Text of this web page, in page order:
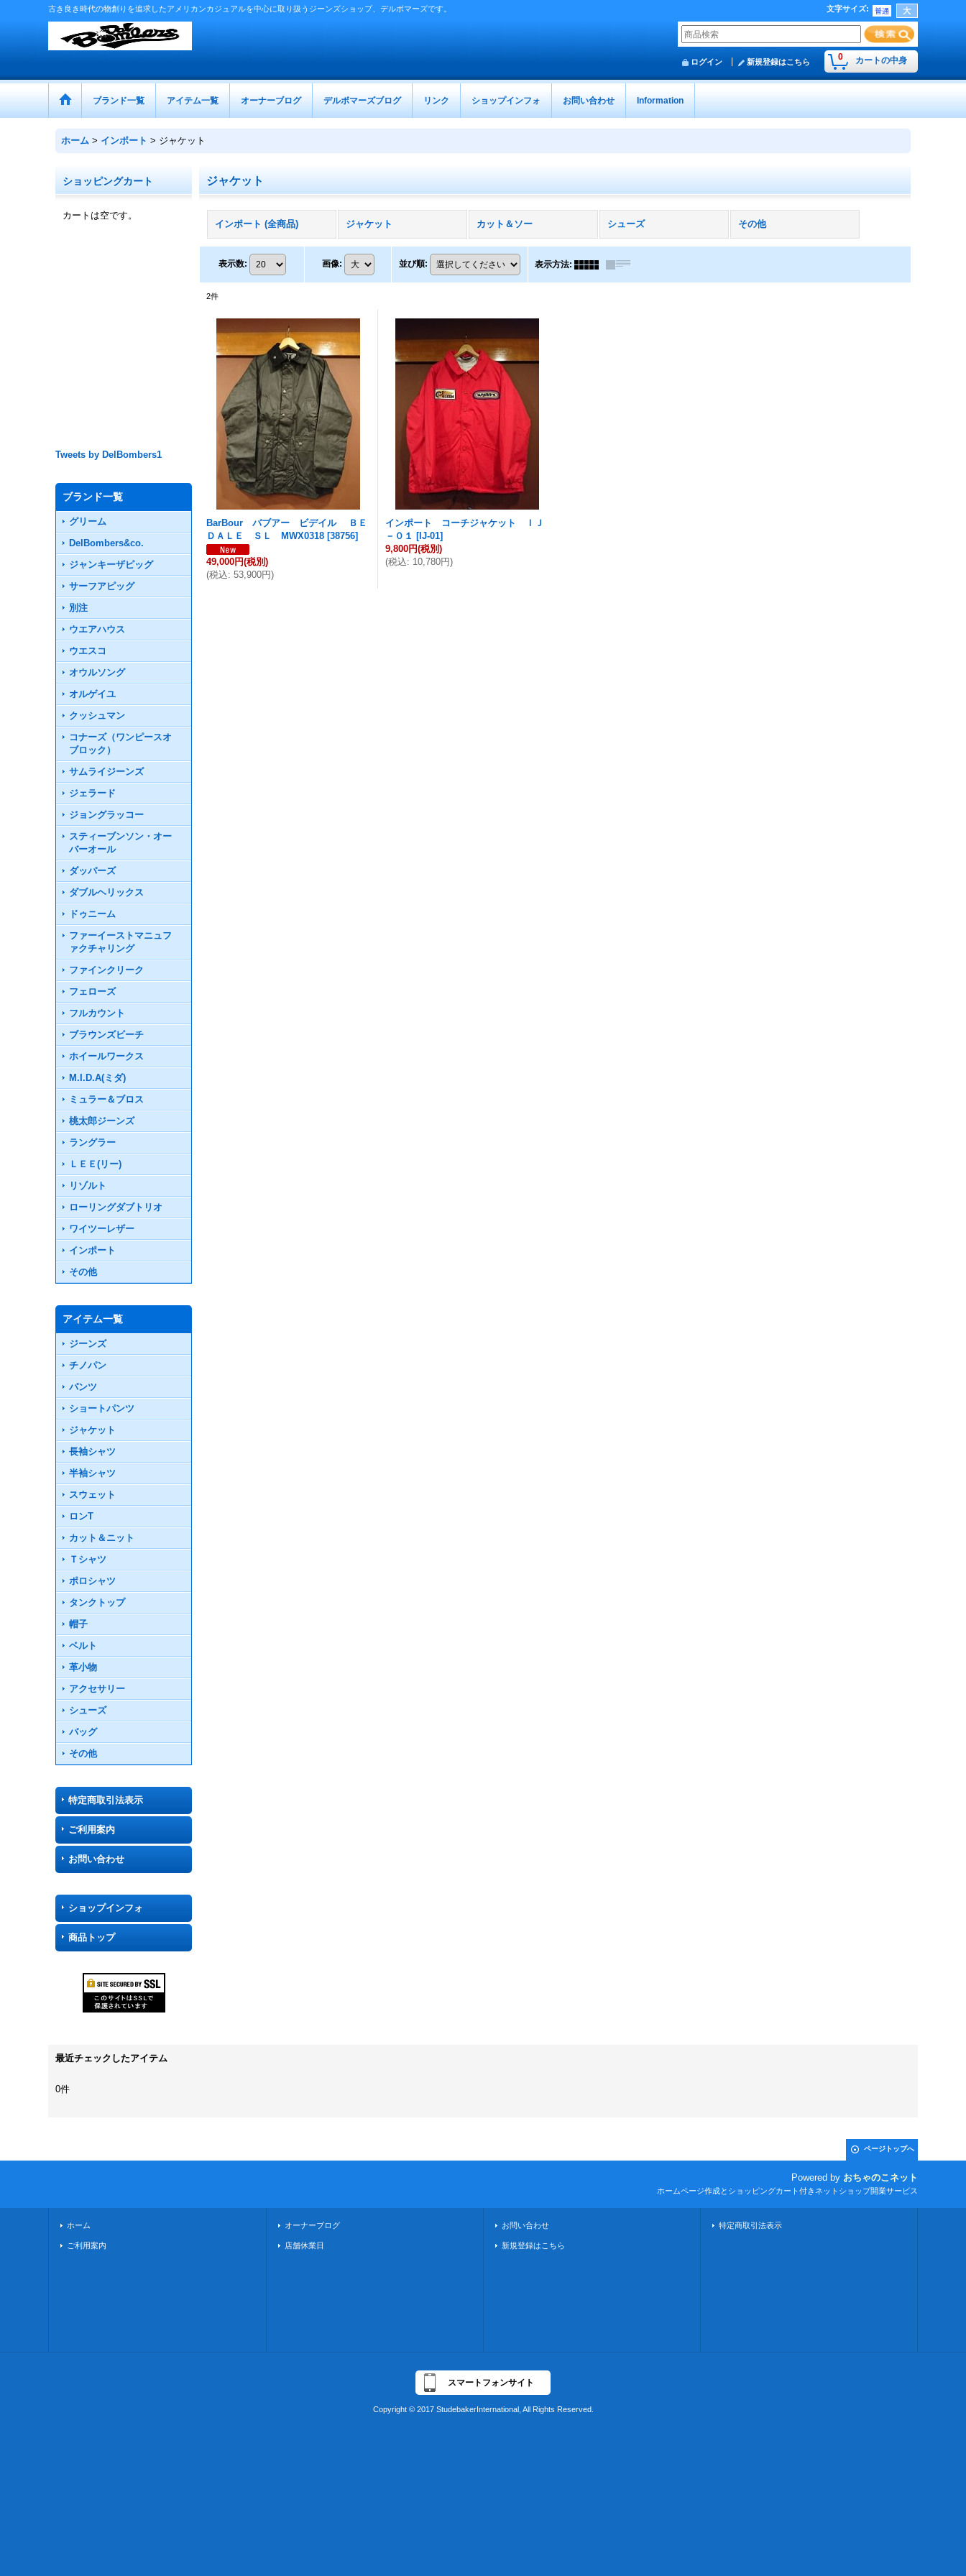
古き良き時代の物創りを追求したアメリカンカジュアルを中心に取り扱うジーンズショップ、デルボマーズです。 文字サイズ:
0 カートの中身
ログイン 新規登録はこちら
ブランド一覧 アイテム一覧 オーナーブログ デルボマーズブログ リンク ショップインフォ お問い合わせ Information
ホーム > インポート > ジャケット
ショッピングカート
カートは空です。
Tweets by DelBombers1
ブランド一覧
グリーム
DelBombers&co.
ジャンキーザピッグ
サーフアピッグ
別注
ウエアハウス
ウエスコ
オウルソング
オルゲイユ
クッシュマン
コナーズ（ワンピースオ
ブロック）
サムライジーンズ
ジェラード
ジョングラッコー
スティーブンソン・オー
バーオール
ダッパーズ
ダブルヘリックス
ドゥニーム
ファーイーストマニュフ
ァクチャリング
ファインクリーク
フェローズ
フルカウント
ブラウンズビーチ
ホイールワークス
M.I.D.A(ミダ)
ミュラー＆ブロス
桃太郎ジーンズ
ラングラー
ＬＥＥ(リー)
リゾルト
ローリングダブトリオ
ワイツーレザー
インポート
その他
アイテム一覧
ジーンズ
チノパン
パンツ
ショートパンツ
ジャケット
長袖シャツ
半袖シャツ
スウェット
ロンT
カット＆ニット
Ｔシャツ
ポロシャツ
タンクトップ
帽子
ベルト
革小物
アクセサリー
シューズ
バッグ
その他
特定商取引法表示
ご利用案内
お問い合わせ
ショップインフォ
商品トップ
ジャケット
インポート (全商品) ジャケット カット＆ソー シューズ その他
表示数: 画像: 並び順: 表示方法:
2件
BarBour バブアー ビデイル ＢＥ
ＤＡＬＥ ＳＬ MWX0318 [38756]
49,000円(税別)
(税込: 53,900円)
インポート コーチジャケット ＩＪ
－０１ [IJ-01]
9,800円(税別)
(税込: 10,780円)
最近チェックしたアイテム
0件
ページトップへ
Powered by おちゃのこネット
ホームページ作成とショッピングカート付きネットショップ開業サービス
ホーム
ご利用案内
オーナーブログ
店舗休業日
お問い合わせ
新規登録はこちら
特定商取引法表示
スマートフォンサイト
Copyright © 2017 StudebakerInternational, All Rights Reserved.